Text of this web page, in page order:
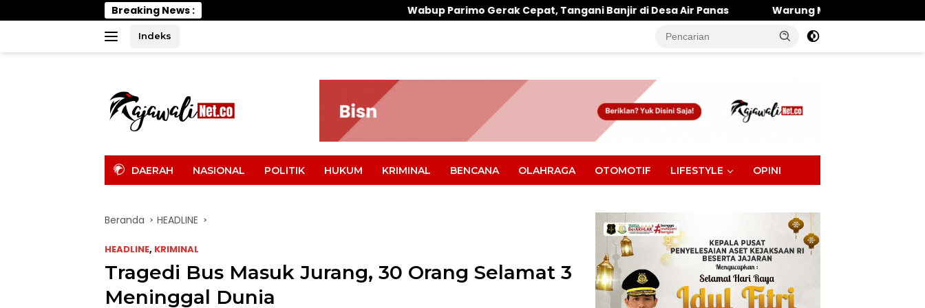
ke
Breaking News : Wabup Parimo Gerak Cepat, Tangani Banjir di Desa Air Panas Warung Makan Dipantai Khatulistiwa Hangus
Indeks
DAERAH NASIONAL POLITIK HUKUM KRIMINAL BENCANA OLAHRAGA OTOMOTIF LIFESTYLE OPINI
Beranda HEADLINE
HEADLINE, KRIMINAL
Tragedi Bus Masuk Jurang, 30 Orang Selamat 3
Meninggal Dunia